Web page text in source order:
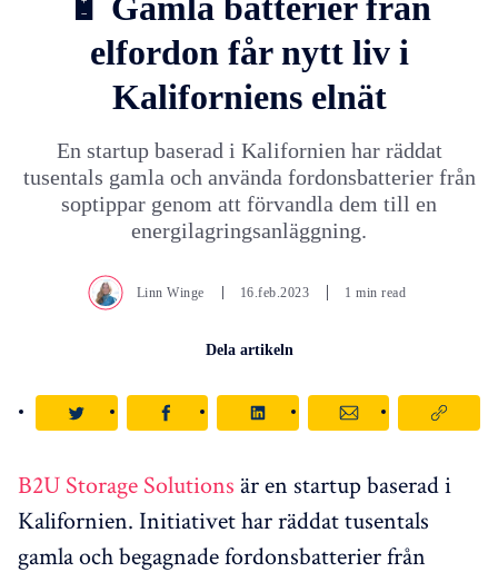
elfordon får nytt liv i
Kaliforniens elnät
En startup baserad i Kalifornien har räddat
tusentals gamla och använda fordonsbatterier från
soptippar genom att förvandla dem till en
energilagringsanläggning.
Linn Winge 16.feb.2023 1 min read
Dela artikeln
B2U Storage Solutions är en startup baserad i
Kalifornien. Initiativet har räddat tusentals
gamla och begagnade fordonsbatterier från